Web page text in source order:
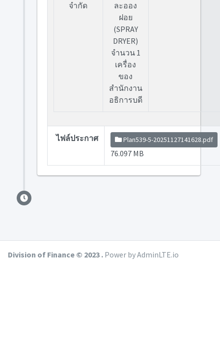
จำกัด
ละออง
ฝอย
(SPRAY
DRYER)
จำนวน 1
เครื่อง
ของ
สำนักงาน
อธิการบดี
ไฟล์ประกาศ Plan539-5-20251127141628.pdf
76.097 MB
Division of Finance © 2023 . Power by AdminLTE.io